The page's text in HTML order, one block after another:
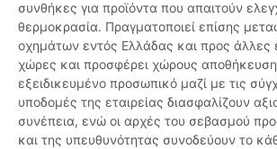
συνθήκες για προϊόντα που απαιτούν
θερμοκρασία. Πραγματοποιεί επίσης
οχημάτων εντός Ελλάδας και προς άλλες
χώρες και προσφέρει χώρους
εξειδικευμένο προσωπικό μαζί με τις
υποδομές της εταιρείας διασφαλίζουν
συνέπεια, ενώ οι αρχές του σεβασμού
και της υπευθυνότητας συνοδεύουν το